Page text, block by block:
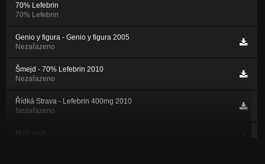
70% Lefebrin
70% Lefebrin
Genio y figura - Genio y figura 2005
Nezařazeno
Šmejd - 70% Lefebrin 2010
Nezařazeno
Řídká Strava - Lefebrin 400mg 2010
Nezařazeno
Malý vrah